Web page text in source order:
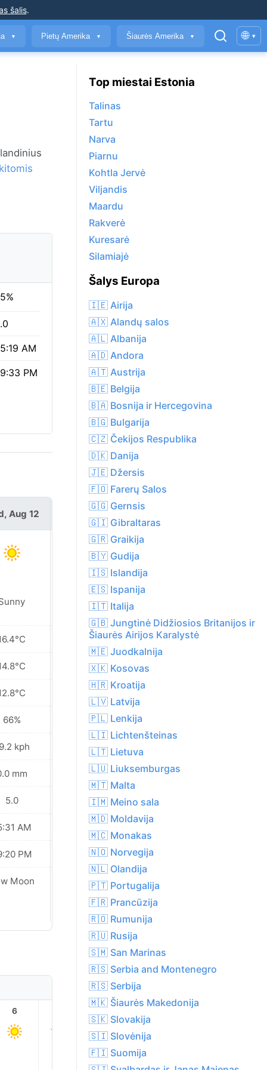
šalis.
▼ Pietų Amerika ▼ Šiaurės Amerika ▼ 🌐 ▾
kitomis
AM
PM
Aug 12
66%
kph
mm
5.0
AM
PM
Moon
Thu, Aug 13
Partly cloudy
19.3°C
16.4°C
13.5°C
67%
29.2 kph
0.0 mm
5.0
05:33 AM
09:17 PM
New Moon
6
Top miestai Estonia
Talinas
Tartu
Narva
Piarnu
Kohtla Jervė
Viljandis
Maardu
Rakverė
Kuresarė
Silamiajė
Šalys Europa
🇮🇪 Airija
🇦🇽 Alandų salos
🇦🇱 Albanija
🇦🇩 Andora
🇦🇹 Austrija
🇧🇪 Belgija
🇧🇦 Bosnija ir Hercegovina
🇧🇬 Bulgarija
🇨🇿 Čekijos Respublika
🇩🇰 Danija
🇯🇪 Džersis
🇫🇴 Farerų Salos
🇬🇬 Gernsis
🇬🇮 Gibraltaras
🇬🇷 Graikija
🇧🇾 Gudija
🇮🇸 Islandija
🇪🇸 Ispanija
🇮🇹 Italija
🇬🇧 Jungtinė Didžiosios Britanijos ir
Šiaurės Airijos Karalystė
🇲🇪 Juodkalnija
🇽🇰 Kosovas
🇭🇷 Kroatija
🇱🇻 Latvija
🇵🇱 Lenkija
🇱🇮 Lichtenšteinas
🇱🇹 Lietuva
🇱🇺 Liuksemburgas
🇲🇹 Malta
🇮🇲 Meino sala
🇲🇩 Moldavija
🇲🇨 Monakas
🇳🇴 Norvegija
🇳🇱 Olandija
🇵🇹 Portugalija
🇫🇷 Prancūzija
🇷🇴 Rumunija
🇷🇺 Rusija
🇸🇲 San Marinas
🇷🇸 Serbia and Montenegro
🇷🇸 Serbija
🇲🇰 Šiaurės Makedonija
🇸🇰 Slovakija
🇸🇮 Slovėnija
🇫🇮 Suomija